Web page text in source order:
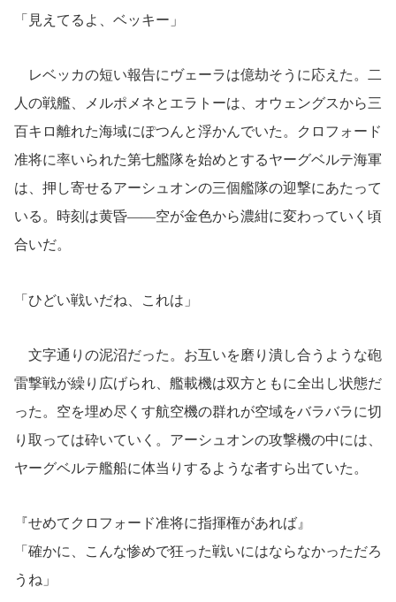
「見えてるよ、ベッキー」
レベッカの短い報告にヴェーラは億劫そうに応えた。二
人の戦艦、メルポメネとエラトーは、オウェングスから三
百キロ離れた海域にぽつんと浮かんでいた。クロフォード
准将に率いられた第七艦隊を始めとするヤーグベルテ海軍
は、押し寄せるアーシュオンの三個艦隊の迎撃にあたって
いる。時刻は黄昏――空が金色から濃紺に変わっていく頃
合いだ。
「ひどい戦いだね、これは」
文字通りの泥沼だった。お互いを磨り潰し合うような砲
雷撃戦が繰り広げられ、艦載機は双方ともに全出し状態だ
った。空を埋め尽くす航空機の群れが空域をバラバラに切
り取っては砕いていく。アーシュオンの攻撃機の中には、
ヤーグベルテ艦船に体当りするような者すら出ていた。
『せめてクロフォード准将に指揮権があれば』
「確かに、こんな惨めで狂った戦いにはならなかっただろ
うね」